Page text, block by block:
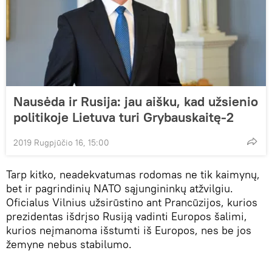
Nausėda ir Rusija: jau aišku, kad užsienio
politikoje Lietuva turi Grybauskaitę-2
2019 Rugpjūčio 16, 15:00
Tarp kitko, neadekvatumas rodomas ne tik kaimynų,
bet ir pagrindinių NATO sąjungininkų atžvilgiu.
Oficialus Vilnius užsirūstino ant Prancūzijos, kurios
prezidentas išdrįso Rusiją vadinti Europos šalimi,
kurios neįmanoma išstumti iš Europos, nes be jos
žemyne ​​nebus stabilumo.